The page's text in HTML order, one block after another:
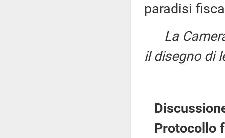
paradisi
La
il disegno di
Protocollo